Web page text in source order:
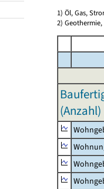
1) Öl, Gas,
2)
(Anzahl)